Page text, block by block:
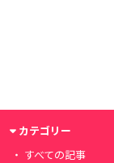
カテゴリー
すべての記事